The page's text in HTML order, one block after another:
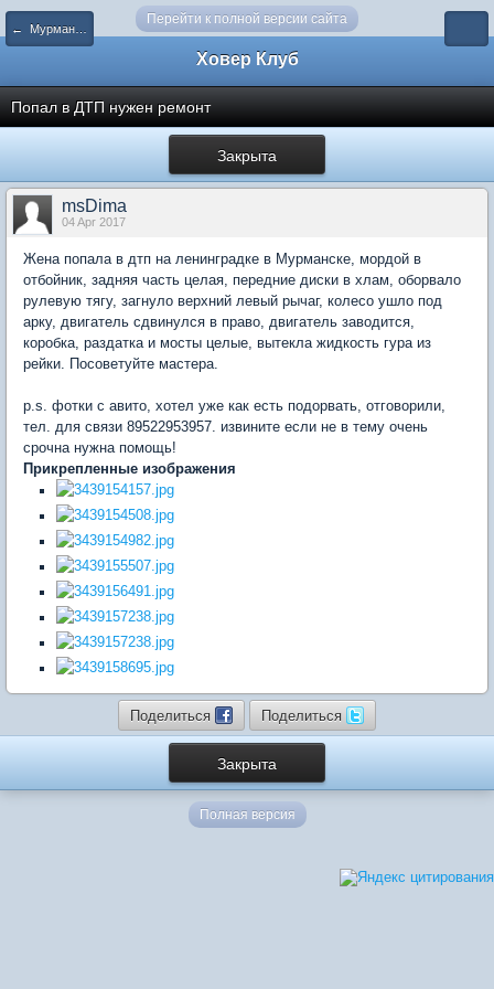
Перейти к полной версии сайта
← Мурманск и Мурманская область
Ховер Клуб
Попал в ДТП нужен ремонт
Закрыта
msDima
04 Apr 2017
Жена попала в дтп на ленинградке в Мурманске, мордой в
отбойник, задняя часть целая, передние диски в хлам, оборвало
рулевую тягу, загнуло верхний левый рычаг, колесо ушло под
арку, двигатель сдвинулся в право, двигатель заводится,
коробка, раздатка и мосты целые, вытекла жидкость гура из
рейки. Посоветуйте мастера.
p.s. фотки с авито, хотел уже как есть подорвать, отговорили,
тел. для связи 89522953957. извините если не в тему очень
срочна нужна помощь!
Прикрепленные изображения
Поделиться Поделиться
Закрыта
Полная версия